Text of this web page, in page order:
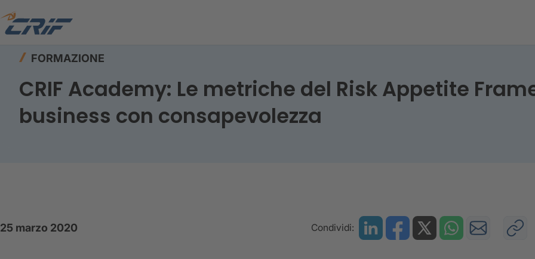
Home
FORMAZIONE
CRIF Academy: Le metriche del Risk Appetite
business con consapevolezza
25 marzo 2020 Condividi: